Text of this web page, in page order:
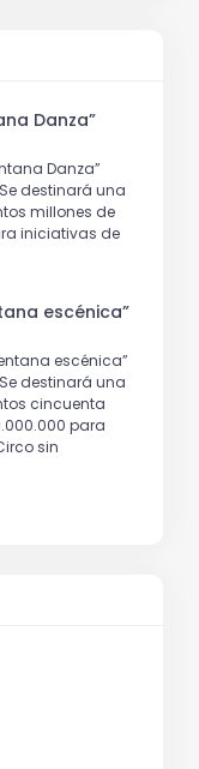
Danza”
Danza”
destinará una
millones de
iniciativas de
escénica”
escénica”
destinará una
cincuenta
para
sin